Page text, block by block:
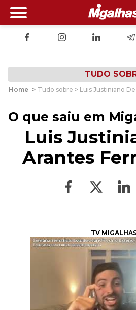
TUDO
Home > Tudo sobre > Luis Justiniano
O que saiu em
Luis
Arantes
TV